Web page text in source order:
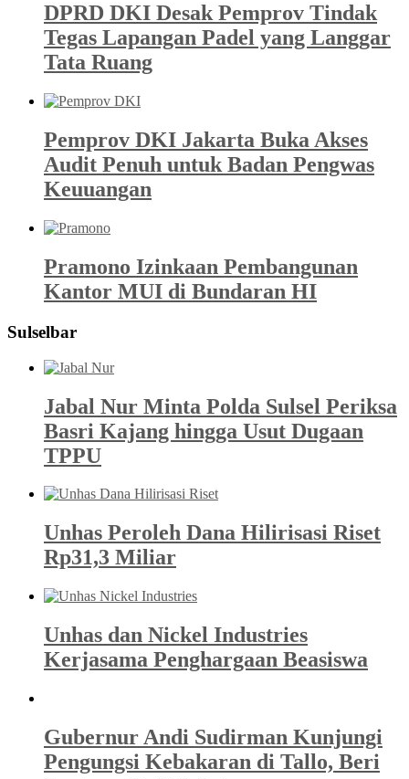
DPRD DKI Desak Pemprov Tindak
Tegas Lapangan Padel yang Langgar
Tata Ruang
Pemprov DKI Jakarta Buka Akses
Audit Penuh untuk Badan Pengwas
Keuuangan
Pramono Izinkaan Pembangunan
Kantor MUI di Bundaran HI
Sulselbar
Jabal Nur Minta Polda Sulsel Periksa
Basri Kajang hingga Usut Dugaan
TPPU
Unhas Peroleh Dana Hilirisasi Riset
Rp31,3 Miliar
Unhas dan Nickel Industries
Kerjasama Penghargaan Beasiswa
Gubernur Andi Sudirman Kunjungi
Pengungsi Kebakaran di Tallo, Beri